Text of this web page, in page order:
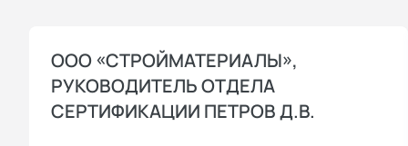
ООО «СТРОЙМАТЕРИАЛЫ»,
РУКОВОДИТЕЛЬ ОТДЕЛА
СЕРТИФИКАЦИИ ПЕТРОВ Д.В.